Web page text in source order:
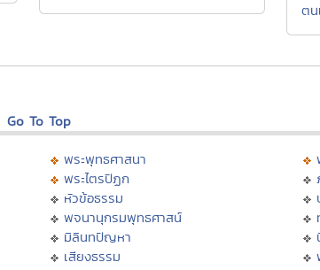
ตน
Go To Top
พระพุทธศาสนา
พระไตรปิฏก
หัวข้อธรรม
พจนานุกรมพุทธศาสน์
มิลินทปัญหา
เสียงธรรม